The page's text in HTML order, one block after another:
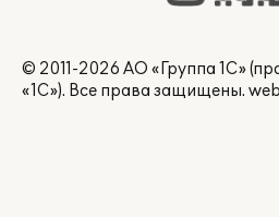
© 2011-2026 АО «Группа 1С»
«1С»). Все права защищены.